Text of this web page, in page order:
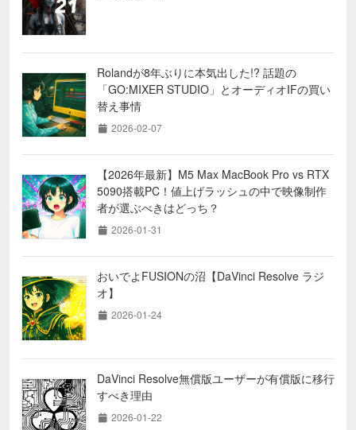
Rolandが8年ぶりに本気出した!? 話題の
「GO:MIXER STUDIO」とオーディオIFの買い
替え事情
2026-02-07
【2026年最新】M5 Max MacBook Pro vs RTX
5090搭載PC！値上げラッシュの中で映像制作
者が選ぶべきはどっち？
2026-01-31
おいでよFUSIONの沼【DaVinci Resolve ラジ
オ】
2026-01-24
DaVinci Resolve無償版ユーザーが有償版に移行
すべき理由
2026-01-22